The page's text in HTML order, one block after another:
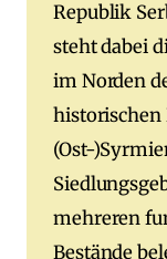
Republik
steht dabei
im Norden
historischen
(Ost-
mehreren
Bestände